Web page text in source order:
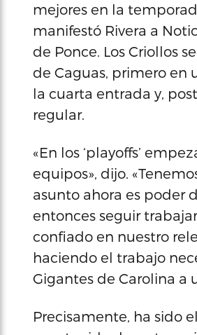
mejores en la
manifestó Rivera a
de Ponce. Los Criollos
de Caguas, primero en
la cuarta entrada y,
regular.
«En los ‘playoffs’
equipos», dijo.
asunto ahora es poder
entonces seguir
confiado en nuestro
haciendo el trabajo
Gigantes de Carolina a
Precisamente, ha sido